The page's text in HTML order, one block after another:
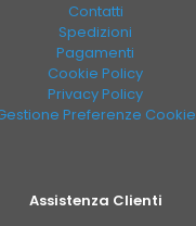
Contatti
Spedizioni
Pagamenti
Cookie Policy
Privacy Policy
Preferenze Cookie
Assistenza Clienti